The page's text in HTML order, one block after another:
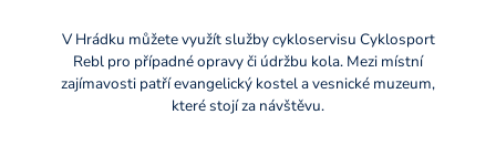
V Hrádku můžete využít služby cykloservisu Cyklosport
Rebl pro případné opravy či údržbu kola. Mezi místní
zajímavosti patří evangelický kostel a vesnické muzeum,
které stojí za návštěvu.